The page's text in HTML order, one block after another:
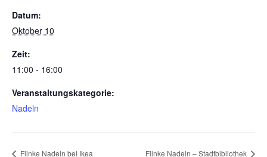
Datum:
Oktober 10
Zeit:
11:00 - 16:00
Veranstaltungskategorie:
Nadeln
Flinke Nadeln bei Ikea Flinke Nadeln – Stadtbibliothek